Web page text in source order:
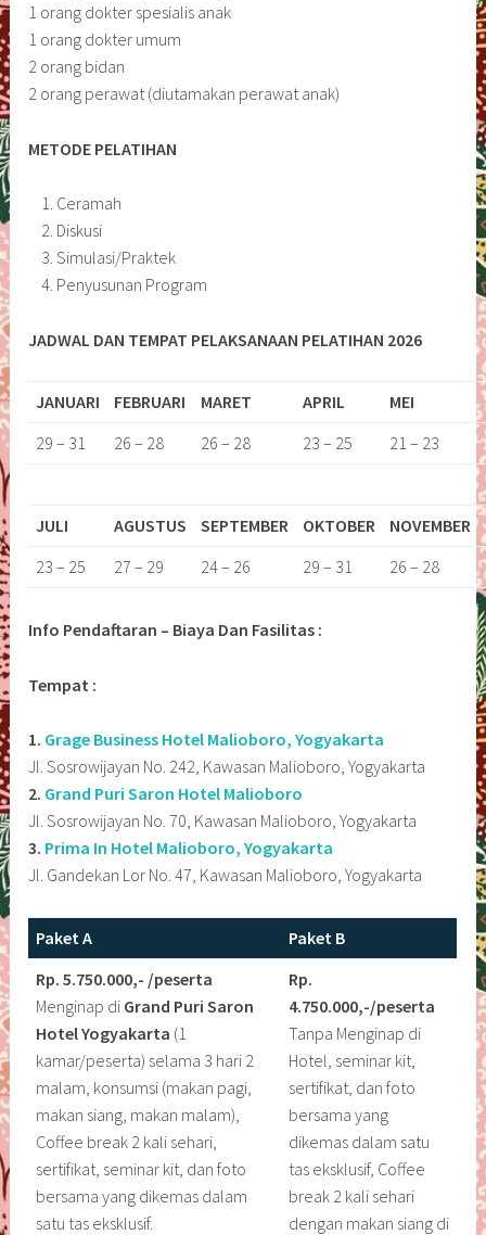
1 orang dokter spesialis anak
1 orang dokter umum
2 orang bidan
2 orang perawat (diutamakan perawat anak)
METODE PELATIHAN
Ceramah
Diskusi
Simulasi/Praktek
Penyusunan Program
JADWAL DAN TEMPAT PELAKSANAAN PELATIHAN 2026
JANUARI FEBRUARI MARET APRIL MEI
29 – 31
26 – 28 26 – 28 23 – 25 21 – 23
JULI AGUSTUS SEPTEMBER OKTOBER NOVEMBER
23 – 25
27 – 29 24 – 26 29 – 31 26 – 28
Info Pendaftaran – Biaya Dan Fasilitas :
Tempat :
1. Grage Business Hotel Malioboro, Yogyakarta
Jl. Sosrowijayan No. 242, Kawasan Malioboro, Yogyakarta
2. Grand Puri Saron Hotel Malioboro
Jl. Sosrowijayan No. 70, Kawasan Malioboro, Yogyakarta
3. Prima In Hotel Malioboro, Yogyakarta
Jl. Gandekan Lor No. 47, Kawasan Malioboro, Yogyakarta
Paket A
Paket B
Rp. 5.750.000,- /peserta
Menginap di Grand Puri Saron
Hotel Yogyakarta (1
kamar/peserta) selama 3 hari 2
malam, konsumsi (makan pagi,
makan siang, makan malam),
Coffee break 2 kali sehari,
sertifikat, seminar kit, dan foto
bersama yang dikemas dalam
satu tas eksklusif.
Rp.
4.750.000,-/peserta
Tanpa Menginap di
Hotel, seminar kit,
sertifikat, dan foto
bersama yang
dikemas dalam satu
tas eksklusif, Coffee
break 2 kali sehari
dengan makan siang di